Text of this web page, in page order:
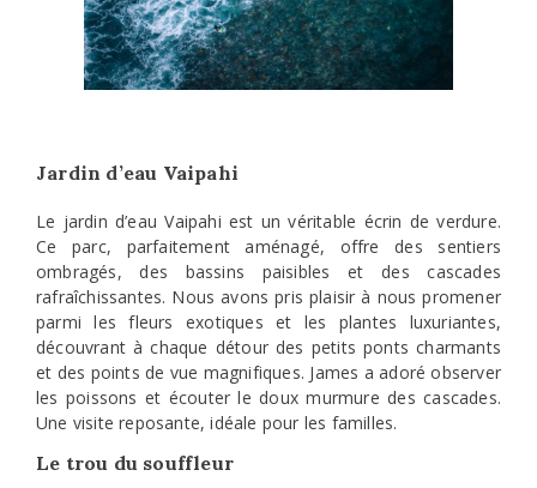
Jardin d’eau Vaipahi
Le jardin d’eau Vaipahi est un véritable écrin de verdure.
Ce parc, parfaitement aménagé, offre des sentiers
ombragés, des bassins paisibles et des cascades
rafraîchissantes. Nous avons pris plaisir à nous promener
parmi les fleurs exotiques et les plantes luxuriantes,
découvrant à chaque détour des petits ponts charmants
et des points de vue magnifiques. James a adoré observer
les poissons et écouter le doux murmure des cascades.
Une visite reposante, idéale pour les familles.
Le trou du souffleur